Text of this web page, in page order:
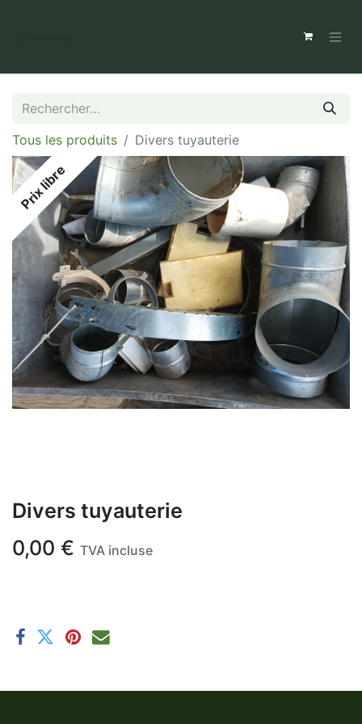
Tous les produits Divers tuyauterie
Prix libre
Divers tuyauterie
0,00 € TVA incluse